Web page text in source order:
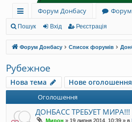
ви
дк
и
й
до
ст
уп
Форум Донбасу
Пошук Вхід Реєстрація
Форум Донбасу Список форумів
Рубежное
Нова тема Нове оголошення
Оголошення
ДОНБАСС ТРЕБУЕТ МИРА!!!
Мирон » 19 липня 2014, 10:39 » в